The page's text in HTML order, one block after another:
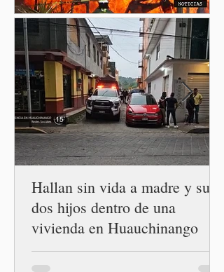
estrategia del Gobierno de
México que reunirá de
manera simultánea a
autoridades, ejidos,
comunidades y ciudadanía de
las 32 entidades para
impulsar la restauración de
los ecosistemas forestales.
Durante la Mañanera del
Pueblo, a través de un
Hallan sin vida a madre y sus
dos hijos dentro de una
vivienda en Huauchinango